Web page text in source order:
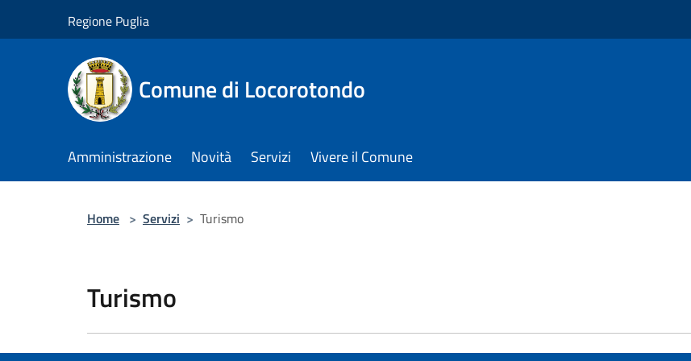
Regione Puglia
Comune di Locorotondo
Amministrazione Novità Servizi Vivere il Comune
Home > Servizi > Turismo
Turismo